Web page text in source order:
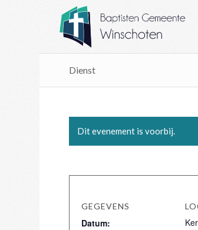
Dienst
Dit evenement is voorbij.
GEGEVENS
Datum: